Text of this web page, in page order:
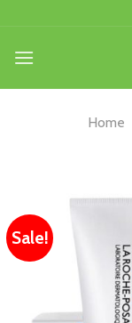
content
Home
Sale!